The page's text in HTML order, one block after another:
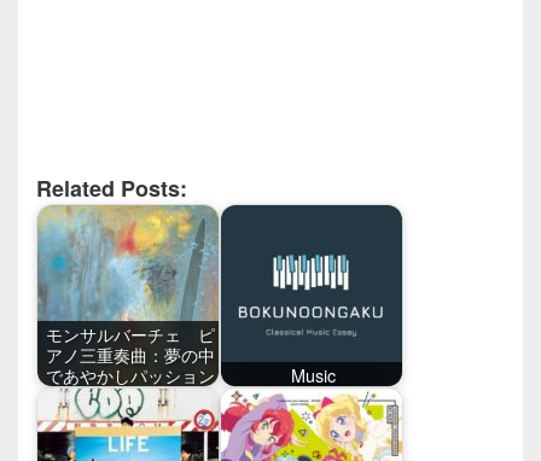
Related Posts:
モンサルバーチェ ピ
アノ三重奏曲：夢の中
であやかしパッション
Music